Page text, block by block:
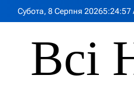
Субота, 8 Серпня 20265:24:59
Всі